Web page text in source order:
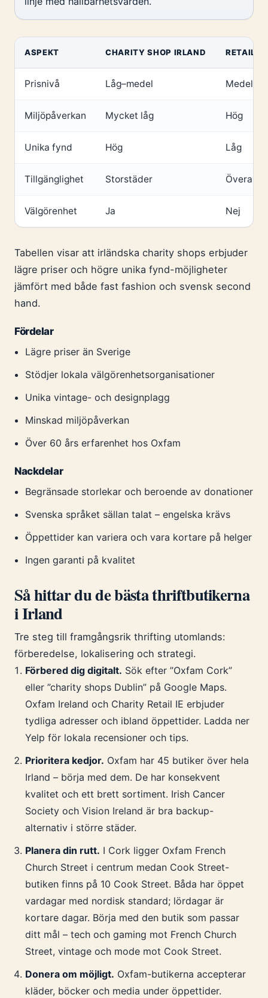
ASPEKT CHARITY SHOP IRLAND RETAIL
Prisnivå Låg–medel
Miljöpåverkan Mycket låg Hög
Unika fynd Hög Låg
Tillgänglighet Storstäder Överallt
Välgörenhet Ja Nej
Tabellen visar att irländska charity shops erbjuder
lägre priser och högre unika fynd-möjligheter
jämfört med både fast fashion och svensk second
hand.
Fördelar
Lägre priser än Sverige
Stödjer lokala välgörenhetsorganisationer
Unika vintage- och designplagg
Minskad miljöpåverkan
Över 60 års erfarenhet hos Oxfam
Nackdelar
Begränsade storlekar och beroende av donationer
Svenska språket sällan talat – engelska krävs
Öppettider kan variera och vara kortare på helger
Ingen garanti på kvalitet
Så hittar du de bästa thriftbutikerna
i Irland
Tre steg till framgångsrik thrifting utomlands:
förberedelse, lokalisering och strategi.
Förbered dig digitalt. Sök efter ”Oxfam Cork”
eller ”charity shops Dublin” på Google Maps.
Oxfam Ireland och Charity Retail IE erbjuder
tydliga adresser och ibland öppettider. Ladda ner
Yelp för lokala recensioner och tips.
Prioritera kedjor. Oxfam har 45 butiker över hela
Irland – börja med dem. De har konsekvent
kvalitet och ett brett sortiment. Irish Cancer
Society och Vision Ireland är bra backup-
alternativ i större städer.
Planera din rutt. I Cork ligger Oxfam French
Church Street i centrum medan Cook Street-
butiken finns på 10 Cook Street. Båda har öppet
vardagar med nordisk standard; lördagar är
kortare dagar. Börja med den butik som passar
ditt mål – tech och gaming mot French Church
Street, vintage och mode mot Cook Street.
Donera om möjligt. Oxfam-butikerna accepterar
kläder, böcker och media under öppettider.